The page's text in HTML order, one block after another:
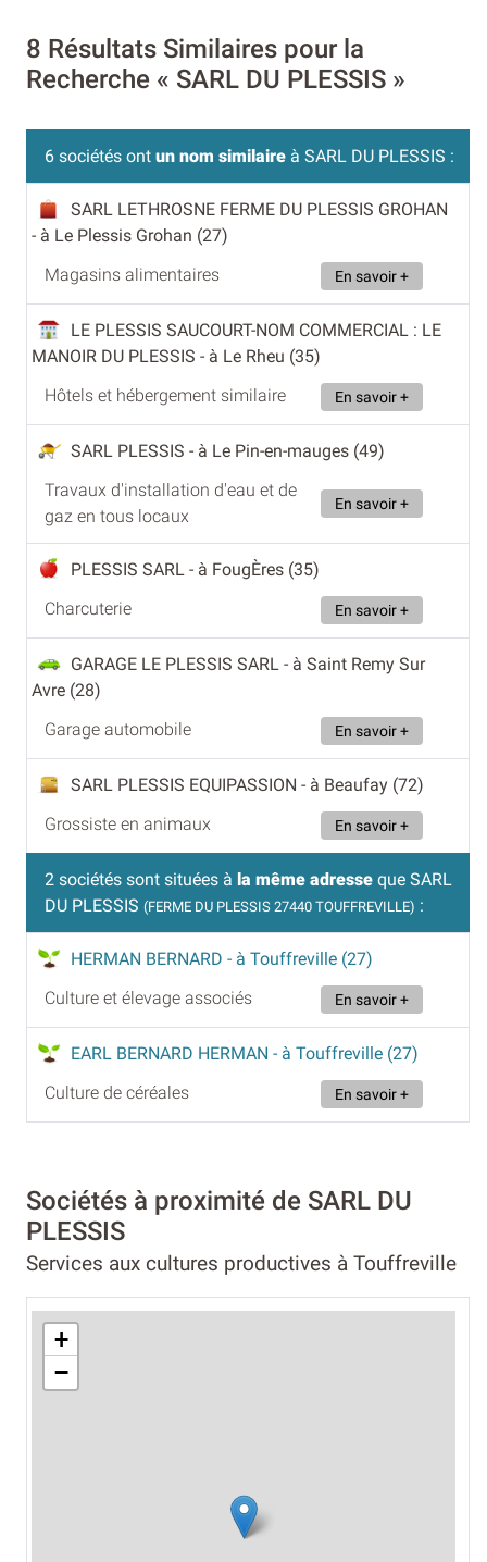
8 Résultats Similaires pour la
Recherche « SARL DU PLESSIS »
6 sociétés ont un nom similaire à SARL DU PLESSIS :
SARL LETHROSNE FERME DU PLESSIS GROHAN
- à Le Plessis Grohan (27)
Magasins alimentaires
En savoir +
LE PLESSIS SAUCOURT-NOM COMMERCIAL : LE
MANOIR DU PLESSIS - à Le Rheu (35)
Hôtels et hébergement similaire
En savoir +
SARL PLESSIS - à Le Pin-en-mauges (49)
Travaux d'installation d'eau et de
gaz en tous locaux
En savoir +
PLESSIS SARL - à FougÈres (35)
Charcuterie
En savoir +
GARAGE LE PLESSIS SARL - à Saint Remy Sur
Avre (28)
Garage automobile
En savoir +
SARL PLESSIS EQUIPASSION - à Beaufay (72)
Grossiste en animaux
En savoir +
2 sociétés sont situées à la même adresse que SARL
DU PLESSIS (FERME DU PLESSIS 27440 TOUFFREVILLE) :
HERMAN BERNARD - à Touffreville (27)
Culture et élevage associés
En savoir +
EARL BERNARD HERMAN - à Touffreville (27)
Culture de céréales
En savoir +
Sociétés à proximité de SARL DU
PLESSIS
Services aux cultures productives à Touffreville
+
−